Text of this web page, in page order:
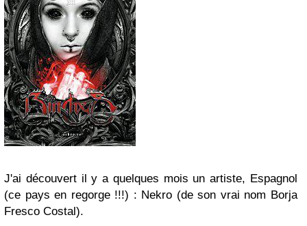
J'ai découvert il y a quelques mois un artiste, Espagnol
(ce pays en regorge !!!) : Nekro (de son vrai nom Borja
Fresco Costal).